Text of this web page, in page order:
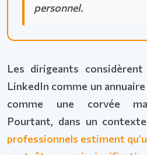
personnel.
Les dirigeants
LinkedIn comme un
comme une corvée
Pourtant, dans un
professionnels estiment